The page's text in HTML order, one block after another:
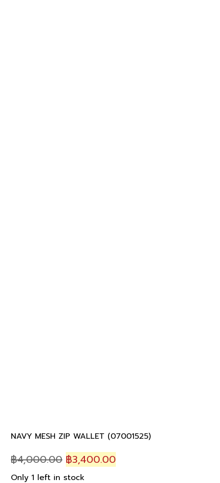
NAVY MESH ZIP WALLET (07001525)
฿4,000.00 Original
price
฿3,400.00
Only 1 left in stock